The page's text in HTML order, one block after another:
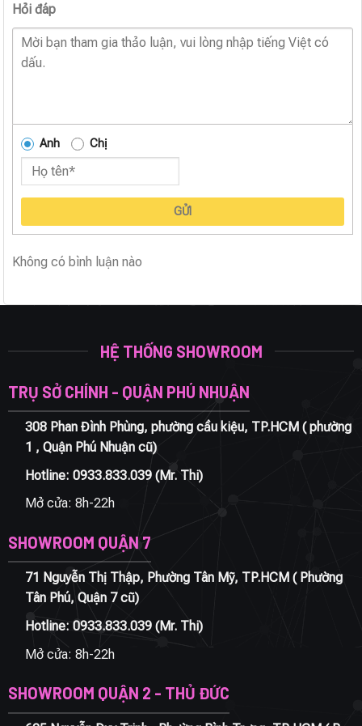
Hỏi đáp
Anh Chị
GỬI
Không có bình luận nào
HỆ THỐNG SHOWROOM
TRỤ SỞ CHÍNH - QUẬN PHÚ NHUẬN
308 Phan Đình Phùng, phường cầu kiệu, TP.HCM ( phường
1 , Quận Phú Nhuận cũ)
Hotline: 0933.833.039(Mr. Thi)
Mở cửa: 8h-22h
SHOWROOM QUẬN 7
71 Nguyễn Thị Thập, Phường Tân Mỹ, TP.HCM ( Phường
Tân Phú, Quận 7 cũ)
Hotline: 0933.833.039(Mr. Thi)
Mở cửa: 8h-22h
SHOWROOM QUẬN 2 - THỦ ĐỨC